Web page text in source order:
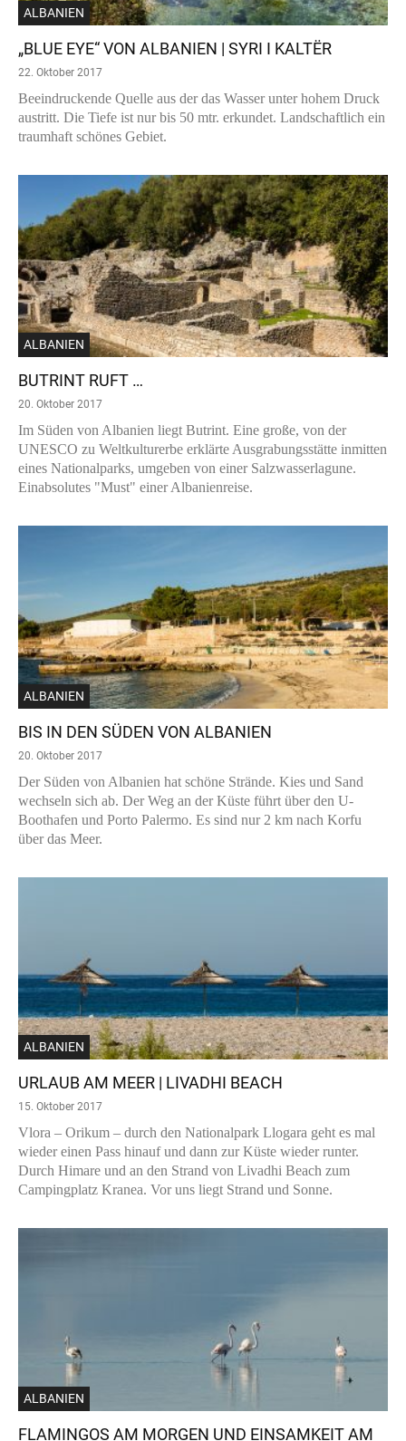
ALBANIEN
„BLUE EYE“ VON ALBANIEN | SYRI I KALTËR
22. Oktober 2017
Beeindruckende Quelle aus der das Wasser unter hohem Druck
austritt. Die Tiefe ist nur bis 50 mtr. erkundet. Landschaftlich ein
traumhaft schönes Gebiet.
ALBANIEN
BUTRINT RUFT …
20. Oktober 2017
Im Süden von Albanien liegt Butrint. Eine große, von der
UNESCO zu Weltkulturerbe erklärte Ausgrabungsstätte inmitten
eines Nationalparks, umgeben von einer Salzwasserlagune.
Einabsolutes "Must" einer Albanienreise.
ALBANIEN
BIS IN DEN SÜDEN VON ALBANIEN
20. Oktober 2017
Der Süden von Albanien hat schöne Strände. Kies und Sand
wechseln sich ab. Der Weg an der Küste führt über den U-
Boothafen und Porto Palermo. Es sind nur 2 km nach Korfu
über das Meer.
ALBANIEN
URLAUB AM MEER | LIVADHI BEACH
15. Oktober 2017
Vlora – Orikum – durch den Nationalpark Llogara geht es mal
wieder einen Pass hinauf und dann zur Küste wieder runter.
Durch Himare und an den Strand von Livadhi Beach zum
Campingplatz Kranea. Vor uns liegt Strand und Sonne.
ALBANIEN
FLAMINGOS AM MORGEN UND EINSAMKEIT AM